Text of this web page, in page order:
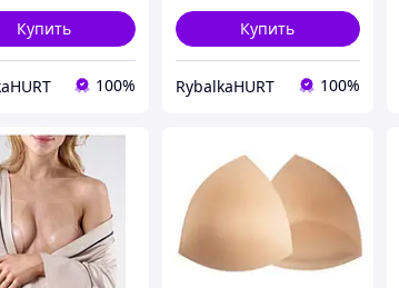
Купить
100%
Купить
RybalkaHURT 100%